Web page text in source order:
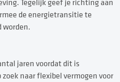
Tegelijk geef je richting aan
de energietransitie te
worden.
jaren voordat dit is
naar flexibel vermogen voor